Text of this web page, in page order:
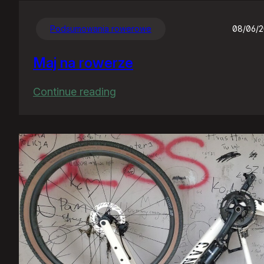
Podsumowania rowerowe 08/06/
Maj na rowerze
Continue reading
rowerze